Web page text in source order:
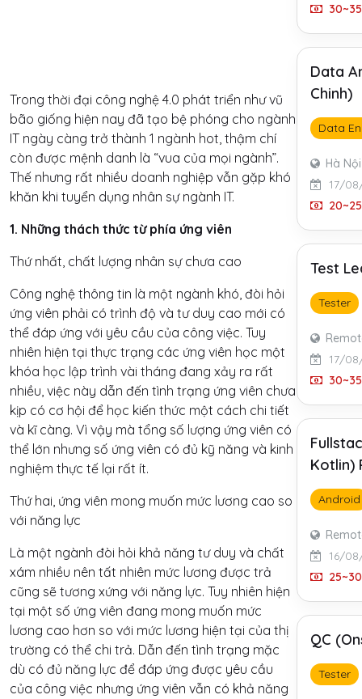
Trong thời đại công nghệ 4.0 phát triển như vũ
bão giống hiện nay đã tạo bệ phóng cho ngành
IT ngày càng trở thành 1 ngành hot, thậm chí
còn được mệnh danh là “vua của mọi ngành”.
Thế nhưng rất nhiều doanh nghiệp vẫn gặp khó
khăn khi tuyển dụng nhân sự ngành IT.
1. Những thách thức từ phía ứng viên
Thứ nhất, chất lượng nhân sự chưa cao
Công nghệ thông tin là một ngành khó, đòi hỏi
ứng viên phải có trình độ và tư duy cao mới có
thể đáp ứng với yêu cầu của công việc. Tuy
nhiên hiện tại thực trạng các ứng viên học một
khóa học lập trình vài tháng đang xảy ra rất
nhiều, việc này dẫn đến tình trạng ứng viên chưa
kịp có cơ hội để học kiến thức một cách chi tiết
và kĩ càng. Vì vậy mà tổng số lượng ứng viên có
thể lớn nhưng số ứng viên có đủ kỹ năng và kinh
nghiệm thực tế lại rất ít.
Thứ hai, ứng viên mong muốn mức lương cao so
với năng lực
Là một ngành đòi hỏi khả năng tư duy và chất
xám nhiều nên tất nhiên mức lương được trả
cũng sẽ tương xứng với năng lực. Tuy nhiên hiện
tại một số ứng viên đang mong muốn mức
lương cao hơn so với mức lương hiện tại của thị
trường có thể chi trả. Dẫn đến tình trạng mặc
dù có đủ năng lực để đáp ứng được yêu cầu
của công việc nhưng ứng viên vẫn có khả năng
Data
Chinh)
Data
Hà Nội
17/
Test
Tester
17/
Kotlin)
Android
16/
QC
Tester